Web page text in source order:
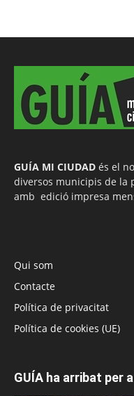
GUÍA MI CIUDAD és el
diversos municipis de la
amb edició impresa
Qui som
Contacte
Política de privacitat
Política de cookies (UE)
GUÍA ha arribat per